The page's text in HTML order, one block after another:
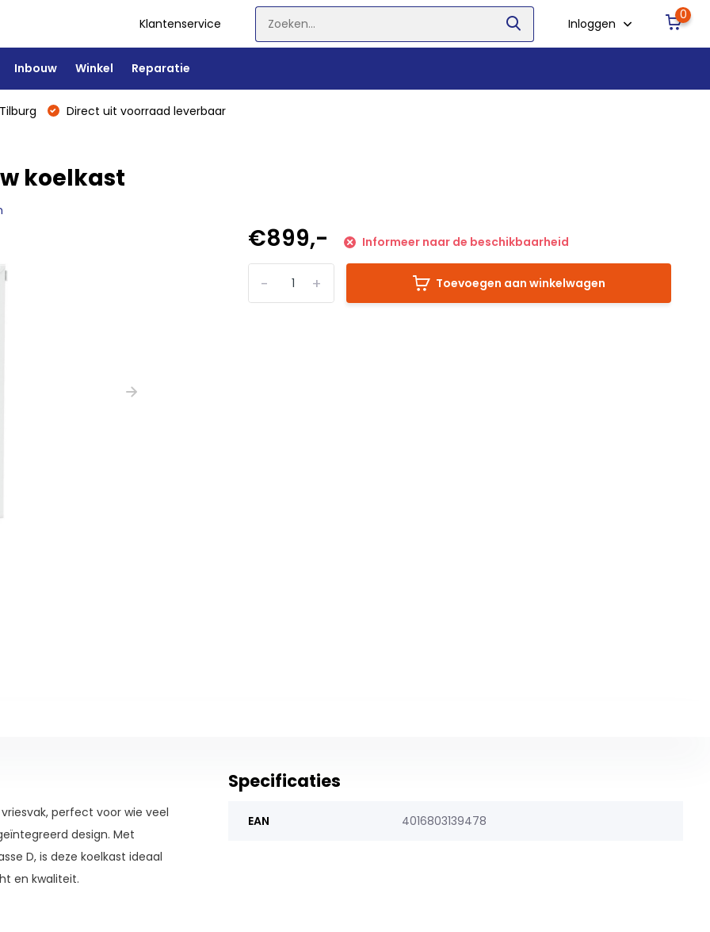
Klantenservice Inloggen
0
Inbouw Winkel Reparatie
Direct uit voorraad leverbaar
koelkast
€899,- Informeer naar de beschikbaarheid
+
- Toevoegen aan winkelwagen
perfect voor wie veel
design. Met
D, is deze koelkast ideaal
en kwaliteit.
Specificaties
EAN 4016803139478